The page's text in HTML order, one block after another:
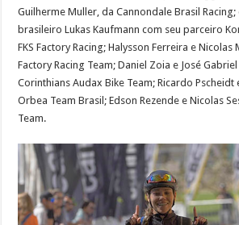
Guilherme Muller, da Cannondale Brasil
brasileiro Lukas Kaufmann com seu parceiro
FKS Factory Racing; Halysson Ferreira e
Factory Racing Team; Daniel Zoia e José
Corinthians Audax Bike Team; Ricardo Pscheidt
Orbea Team Brasil; Edson Rezende e Nicolas
Team.